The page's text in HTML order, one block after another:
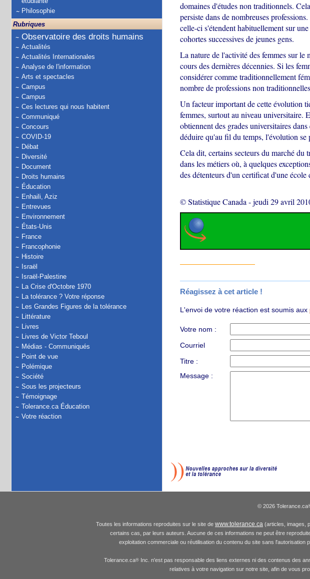
Philosophie
Rubriques
Observatoire des droits humains
Actualités
Actualités Internationales
Analyse de l'information
Arts et spectacles
Campus
Campus
Ces lectures qui nous habitent
Communiqué
Concours
COVID-19
Débat
Diversité
Document
Droits humains
Éducation
Enhaili, Aziz
Entrevues
Environnement
États-Unis
France
Francophonie
Histoire
Israël
Israël-Palestine
La Crise d'Octobre 1970
La tolérance ? Votre réponse
Les Grandes Figures de la tolérance
Littérature
Livres
Livres de Victor Teboul
Médias - Communiqués
Point de vue
Polémique
Société
Sous les projecteurs
Témoignage
Tolerance.ca Éducation
Votre réaction
domaines d'études non traditionnels.
persiste dans de nombreuses
celle-ci s'étendent habituellement sur
cohortes successives de jeunes gens.
La nature de l'activité des femmes sur
cours des dernières décennies. Si les
considérer comme traditionnellement
nombre de professions non
Un facteur important de cette évolution
femmes, surtout au niveau universitaire.
obtiennent des grades universitaires
déduire qu'au fil du temps, l'évolution se
Cela dit, certains secteurs du marché du
dans les métiers où, à quelques
des détenteurs d'un certificat d'une école
© Statistique Canada -jeudi 29 avril
Réagissez à cet article !
L'envoi de votre réaction est soumis aux
Votre nom :
Courriel
Titre :
Message :
© 2026 Tolerance.ca
Toutes les informations reproduites sur le site de www.tolerance.ca (articles, images,
certains cas, par leurs auteurs. Aucune de ces informations ne peut être
exploitation commerciale ou réutilisation du contenu du site sans l'autorisation
Tolerance.ca® Inc. n'est pas responsable des liens externes ni des contenus des
relatives à votre navigation sur notre site, afin de vous